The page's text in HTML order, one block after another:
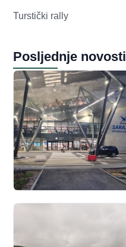
Turstički rally
Posljednje novosti